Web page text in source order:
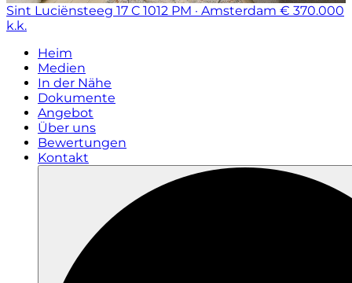
Sint Luciënsteeg 17 C 1012 PM · Amsterdam € 370.000
k.k.
Heim
Medien
In der Nähe
Dokumente
Angebot
Über uns
Bewertungen
Kontakt